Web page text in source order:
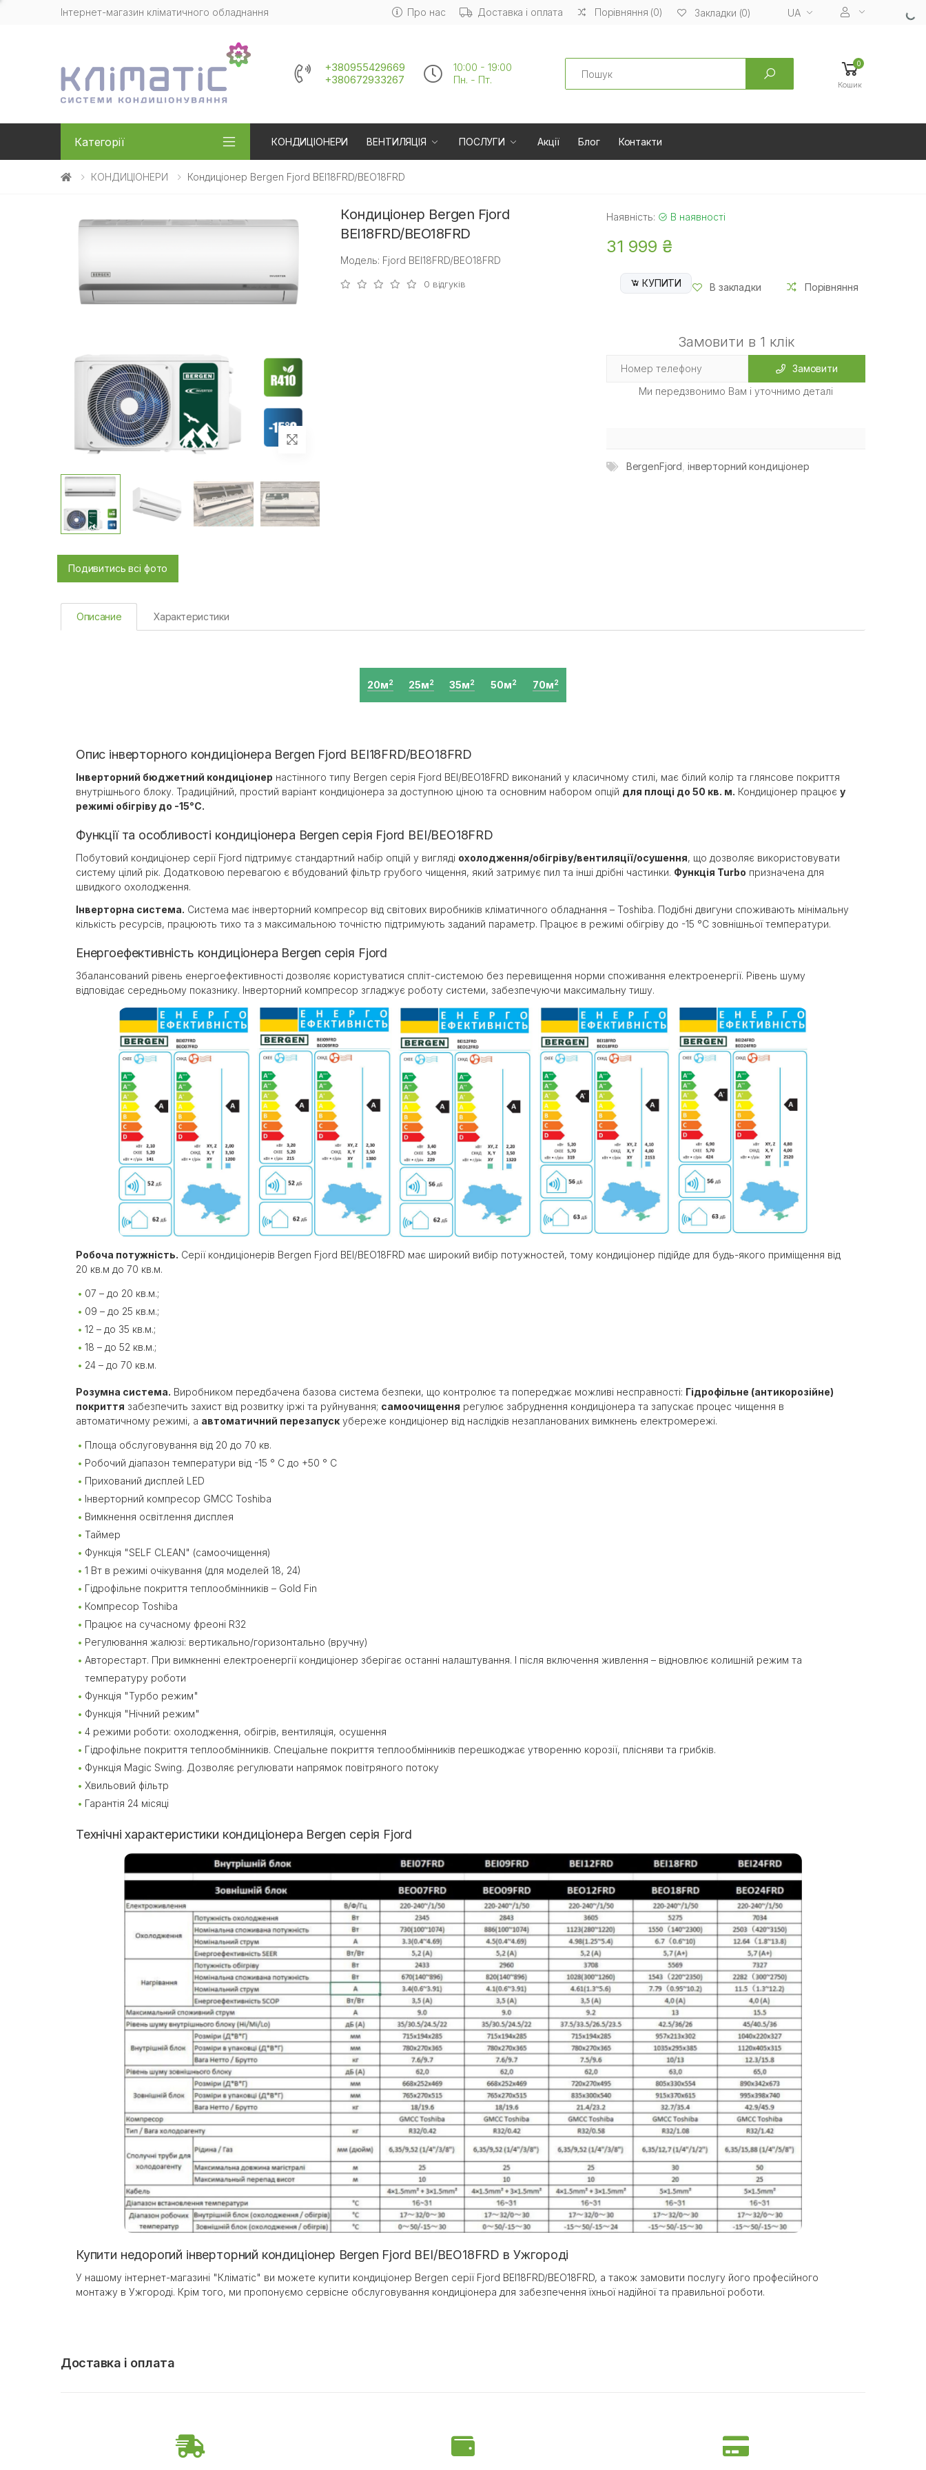
Інтернет-магазин кліматичного обладнання Про нас Доставка і оплата Порівняння (0) Закладки (0) UA
+380955429669
+380672933267
10:00 - 19:00
Пн. - Пт.
Search 0
Кошик
Категорії КОНДИЦІОНЕРИ ВЕНТИЛЯЦІЯ ПОСЛУГИ Акції Блог Контакти
КОНДИЦІОНЕРИ Кондиціонер Bergen Fjord BEI18FRD/BEO18FRD
Подивитись всі фото
Кондиціонер Bergen Fjord
BEI18FRD/BEO18FRD
Модель: Fjord BEI18FRD/BEO18FRD
0 відгуків
Наявність: В наявності
31 999 ₴
КУПИТИ В закладки Порівняння
Замовити в 1 клік
Замовити
Ми передзвонимо Вам і уточнимо деталі
BergenFjord інверторний кондиціонер
Описание Характеристики
20м2 25м2 35м2 50м2 70м2
Опис інверторного кондиціонера Bergen Fjord BEI18FRD/BEO18FRD
Інверторний бюджетний кондиціонер настінного типу Bergen серія Fjord BEI/BEO18FRD виконаний у класичному стилі, має білий колір та глянсове покриття
внутрішнього блоку. Традиційний, простий варіант кондиціонера за доступною ціною та основним набором опцій для площі до 50 кв. м. Кондиціонер працює у
режимі обігріву до -15°C.
Функції та особливості кондиціонера Bergen серія Fjord BEI/BEO18FRD
Побутовий кондиціонер серії Fjord підтримує стандартний набір опцій у вигляді охолодження/обігріву/вентиляції/осушення, що дозволяє використовувати
систему цілий рік. Додатковою перевагою є вбудований фільтр грубого чищення, який затримує пил та інші дрібні частинки. Функція Turbo призначена для
швидкого охолодження.
Інверторна система. Система має інверторний компресор від світових виробників кліматичного обладнання – Toshiba. Подібні двигуни споживають мінімальну
кількість ресурсів, працюють тихо та з максимальною точністю підтримують заданий параметр. Працює в режимі обігріву до -15 °С зовнішньої температури.
Енергоефективність кондиціонера Bergen серія Fjord
Збалансований рівень енергоефективності дозволяє користуватися спліт-системою без перевищення норми споживання електроенергії. Рівень шуму
відповідає середньому показнику. Інверторний компресор згладжує роботу системи, забезпечуючи максимальну тишу.
Робоча потужність. Серії кондиціонерів Bergen Fjord BEI/BEO18FRD має широкий вибір потужностей, тому кондиціонер підійде для будь-якого приміщення від
20 кв.м до 70 кв.м.
07 – до 20 кв.м.;
09 – до 25 кв.м.;
12 – до 35 кв.м.;
18 – до 52 кв.м.;
24 – до 70 кв.м.
Розумна система. Виробником передбачена базова система безпеки, що контролює та попереджає можливі несправності: Гідрофільне (антикорозійне)
покриття забезпечить захист від розвитку іржі та руйнування; самоочищення регулює забруднення кондиціонера та запускає процес чищення в
автоматичному режимі, а автоматичний перезапуск убереже кондиціонер від наслідків незапланованих вимкнень електромережі.
Площа обслуговування від 20 до 70 кв.
Робочий діапазон температури від -15 ° С до +50 ° С
Прихований дисплей LED
Інверторний компресор GMCC Toshiba
Вимкнення освітлення дисплея
Таймер
Функція "SELF CLEAN" (самоочищення)
1 Вт в режимі очікування (для моделей 18, 24)
Гідрофільне покриття теплообмінників – Gold Fin
Компресор Toshiba
Працює на сучасному фреоні R32
Регулювання жалюзі: вертикально/горизонтально (вручну)
Авторестарт. При вимкненні електроенергії кондиціонер зберігає останні налаштування. І після включення живлення – відновлює колишній режим та
температуру роботи
Функція "Турбо режим"
Функція "Нічний режим"
4 режими роботи: охолодження, обігрів, вентиляція, осушення
Гідрофільне покриття теплообмінників. Спеціальне покриття теплообмінників перешкоджає утворенню корозії, плісняви ​​та грибків.
Функція Magic Swing. Дозволяє регулювати напрямок повітряного потоку
Хвильовий фільтр
Гарантія 24 місяці
Технічні характеристики кондиціонера Bergen серія Fjord
Купити недорогий інверторний кондиціонер Bergen Fjord BEI/BEO18FRD в Ужгороді
У нашому інтернет-магазині "Кліматіс" ви можете купити кондиціонер Bergen серії Fjord BEI18FRD/BEO18FRD, а також замовити послугу його професійного
монтажу в Ужгороді. Крім того, ми пропонуємо сервісне обслуговування кондиціонера для забезпечення їхньої надійної та правильної роботи.
Доставка і оплата